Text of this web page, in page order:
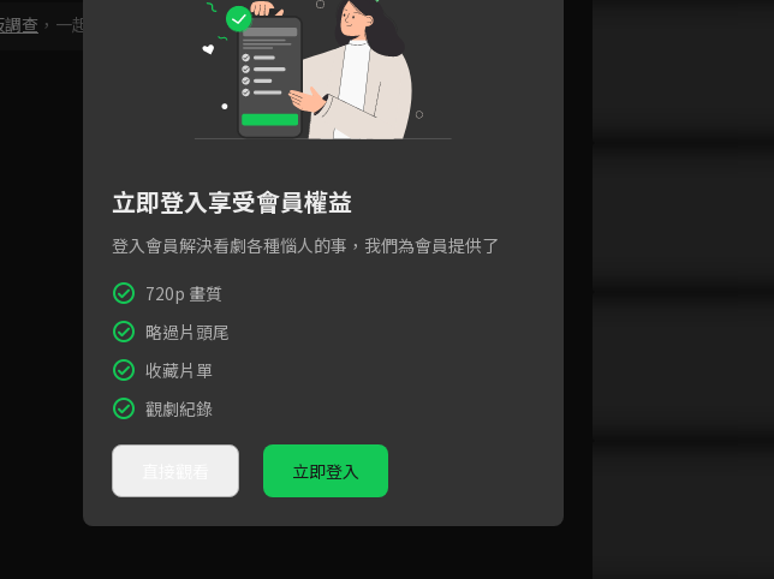
調查 ，一起共創新版留言功能！
立即登入享受會員權益
登入會員解決看劇各種惱人的事，我們為會員提供了
720p 畫質
略過片頭尾
收藏片單
觀劇紀錄
立即登入